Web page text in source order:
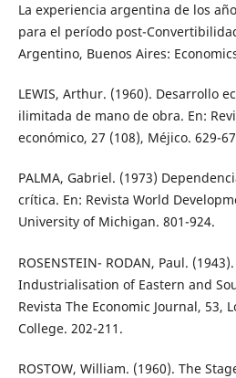
La experiencia argentina de los
para el período post-
Argentino, Buenos Aires:
LEWIS, Arthur. (1960). Desarrollo
ilimitada de mano de obra. En:
económico, 27 (108), Méjico. 629-
PALMA, Gabriel. (1973)
crítica. En: Revista World
University of Michigan. 801-924.
ROSENSTEIN- RODAN, Paul.
Industrialisation of Eastern and
Revista The Economic Journal, 53,
College. 202-211.
ROSTOW, William. (1960). The